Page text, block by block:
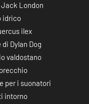
Jack London
idrico
ilex
di Dylan Dog
valdostano
per i suonatori
intorno